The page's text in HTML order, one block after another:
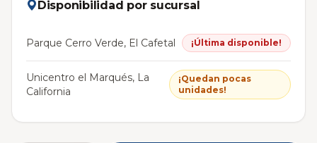
Disponibilidad por sucursal
Parque Cerro Verde, El Cafetal ¡Última disponible!
Unicentro el Marqués, La
California
¡Quedan pocas
unidades!